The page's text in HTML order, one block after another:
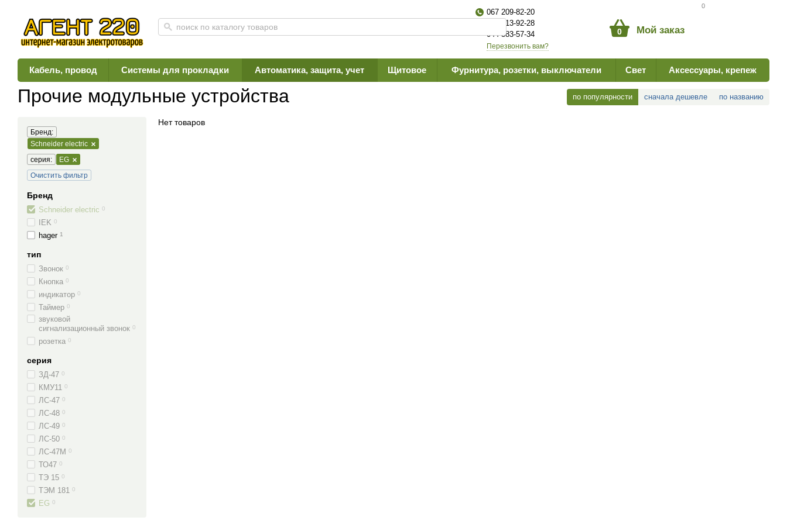
0
067 209-82-20
063 613-92-28
044 383-57-34
Перезвонить вам?
0 Мой заказ
Кабель, провод Системы для прокладки Автоматика, защита, учет Щитовое Фурнитура, розетки, выключатели Свет Аксессуары, крепеж
Главная Каталог Автоматика, защита, учет Прочие модульные устройства
Прочие модульные устройства по популярности сначала дешевле по названию
Нет товаров
Бренд:
Schneider electric
серия:
EG
Очистить фильтр
Бренд
Schneider electric 0
IEK 0
hager 1
тип
Звонок 0
Кнопка 0
индикатор 0
Таймер 0
звуковой
сигнализационный звонок 0
розетка 0
серия
ЗД-47 0
КМУ11 0
ЛС-47 0
ЛС-48 0
ЛС-49 0
ЛС-50 0
ЛС-47М 0
ТО47 0
ТЭ 15 0
ТЭМ 181 0
EG 0